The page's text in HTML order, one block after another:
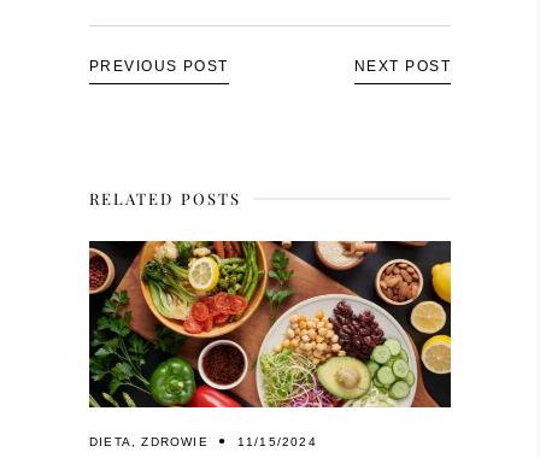
PREVIOUS POST NEXT POST
RELATED POSTS
DIETA ,ZDROWIE 11/15/2024